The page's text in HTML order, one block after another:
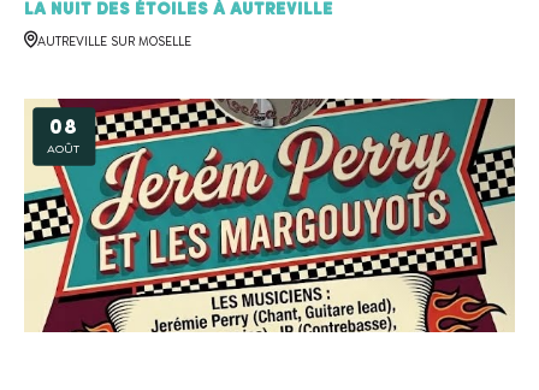
La Nuit des Étoiles à Autreville
AUTREVILLE SUR MOSELLE
08
AOÛT